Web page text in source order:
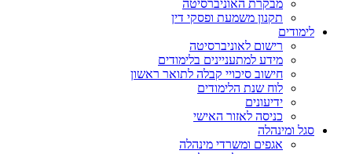
מבקרת האוניברסיטה
תקנון משמעת ופסקי דין
לימודים
רישום לאוניברסיטה
מידע למתעניינים בלימודים
חישוב סיכויי קבלה לתואר ראשון
לוח שנת הלימודים
ידיעונים
כניסה לאזור האישי
סגל ומינהלה
אגפים ומשרדי מינהלה